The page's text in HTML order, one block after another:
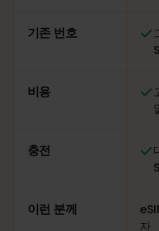
기존 번호
비용
충전
이런 분께
자